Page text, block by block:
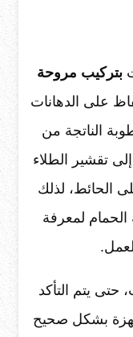
بتركيب مروحة
على الدهانات
الناتجة من
تقشير الطلاء
الحائط، لذلك
لمعرفة
يتم التأكد
بشكل صحيح